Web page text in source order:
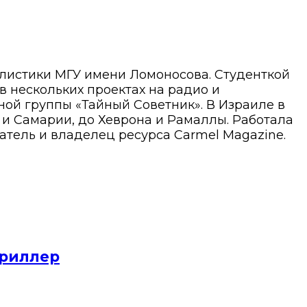
МГУ имени Ломоносова. Студенткой
нескольких проектах на радио и
группы «Тайный Советник». В Израиле в
и Самарии, до Хеврона и Рамаллы. Работала
и владелец ресурса Carmel Magazine.